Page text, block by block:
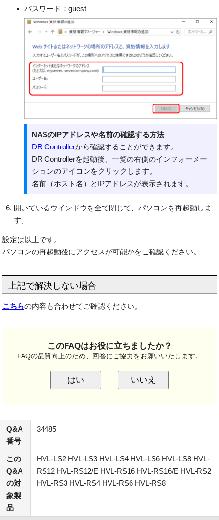
パスワード：guest
NASのIPアドレスや名前の確認する方法
DR Controllerから確認することができます。
DR Controllerを起動後、一覧の右側のインフォーメー
ションのアイコンをクリックします。
名前（ホスト名）とIPアドレスが表示されます。
開いているウインドウを全て閉じて、パソコンを再起動しま
す。
設定は以上です。
パソコンの再起動後にアクセスが可能かをご確認ください。
上記で解決しない場合
こちらの内容も合わせてご確認ください。
このFAQはお役に立ちましたか？
FAQの品質向上のため、回答にご協力をお願いいたします。
はい いいえ
Q&A
番号
34485
この
Q&A
の対
象製
品
HVL-LS2 HVL-LS3 HVL-LS4 HVL-LS6 HVL-LS8 HVL-
RS12 HVL-RS12/E HVL-RS16 HVL-RS16/E HVL-RS2
HVL-RS3 HVL-RS4 HVL-RS6 HVL-RS8